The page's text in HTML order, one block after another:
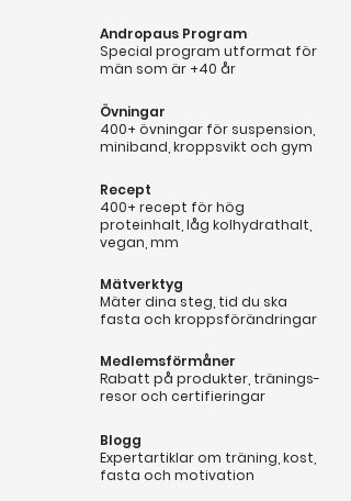
Andropaus Program
Special program utformat för
män som är +40 år
Övningar
400+ övningar för suspension,
miniband, kroppsvikt och gym
Recept
400+ recept för hög
proteinhalt, låg kolhydrathalt,
vegan, mm
Mätverktyg
Mäter dina steg, tid du ska
fasta och kroppsförändringar
Medlemsförmåner
Rabatt på produkter, tränings-
resor och certifieringar
Blogg
Expertartiklar om träning, kost,
fasta och motivation